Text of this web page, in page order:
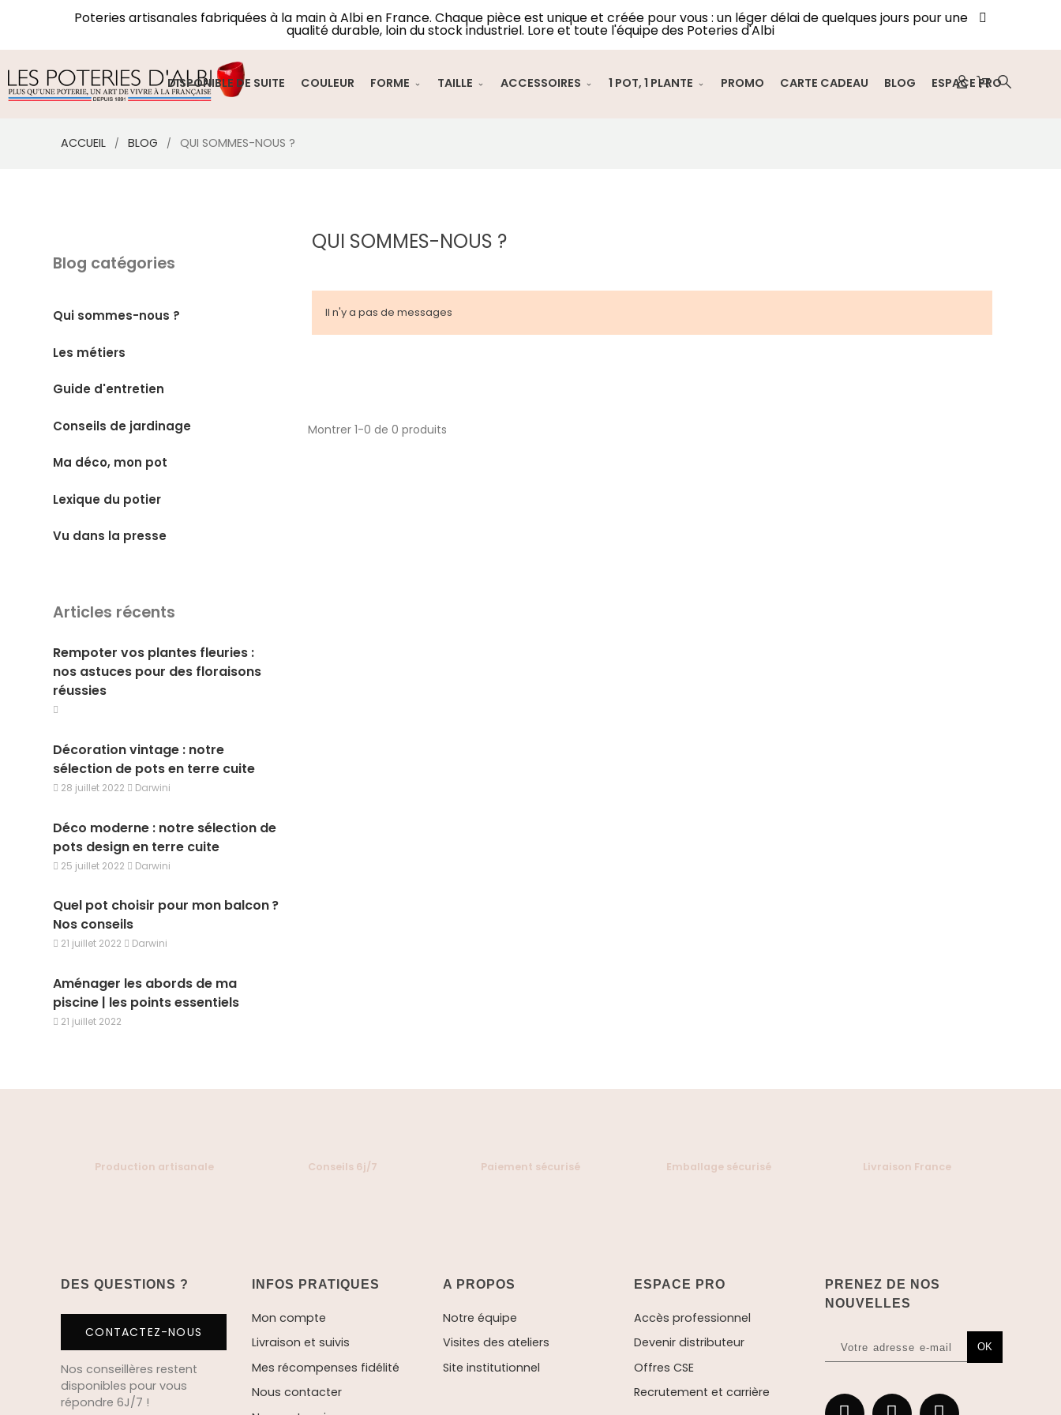
Poteries artisanales fabriquées à la main à Albi en France. Chaque pièce est unique et créée pour vous : un léger délai de quelques jours pour une
qualité durable, loin du stock industriel. Lore et toute l'équipe des Poteries d'Albi
DISPONIBLE DE SUITE COULEUR FORME TAILLE ACCESSOIRES 1 POT, 1 PLANTE PROMO CARTE CADEAU BLOG ESPACE PRO
ACCUEIL BLOG QUI SOMMES-NOUS ?
Blog catégories
Qui sommes-nous ?
Les métiers
Guide d'entretien
Conseils de jardinage
Ma déco, mon pot
Lexique du potier
Vu dans la presse
Articles récents
Rempoter vos plantes fleuries :
nos astuces pour des floraisons
réussies
Décoration vintage : notre
sélection de pots en terre cuite
28 juillet 2022 Darwini
Déco moderne : notre sélection de
pots design en terre cuite
25 juillet 2022 Darwini
Quel pot choisir pour mon balcon ?
Nos conseils
21 juillet 2022 Darwini
Aménager les abords de ma
piscine | les points essentiels
21 juillet 2022
QUI SOMMES-NOUS ?
Il n'y a pas de messages
Montrer 1-0 de 0 produits
Production artisanale Conseils 6j/7 Paiement sécurisé Emballage sécurisé Livraison France
DES QUESTIONS ?
CONTACTEZ-NOUS
Nos conseillères restent
disponibles pour vous
répondre 6J/7 !
INFOS PRATIQUES
Mon compte
Livraison et suivis
Mes récompenses fidélité
Nous contacter
A PROPOS
Notre équipe
Visites des ateliers
Site institutionnel
ESPACE PRO
Accès professionnel
Devenir distributeur
Offres CSE
Recrutement et carrière
PRENEZ DE NOS
NOUVELLES
OK